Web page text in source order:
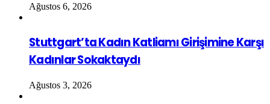
Ağustos 6, 2026
Stuttgart’ta Kadın Katliamı Girişimine Karşı
Kadınlar Sokaktaydı
Ağustos 3, 2026